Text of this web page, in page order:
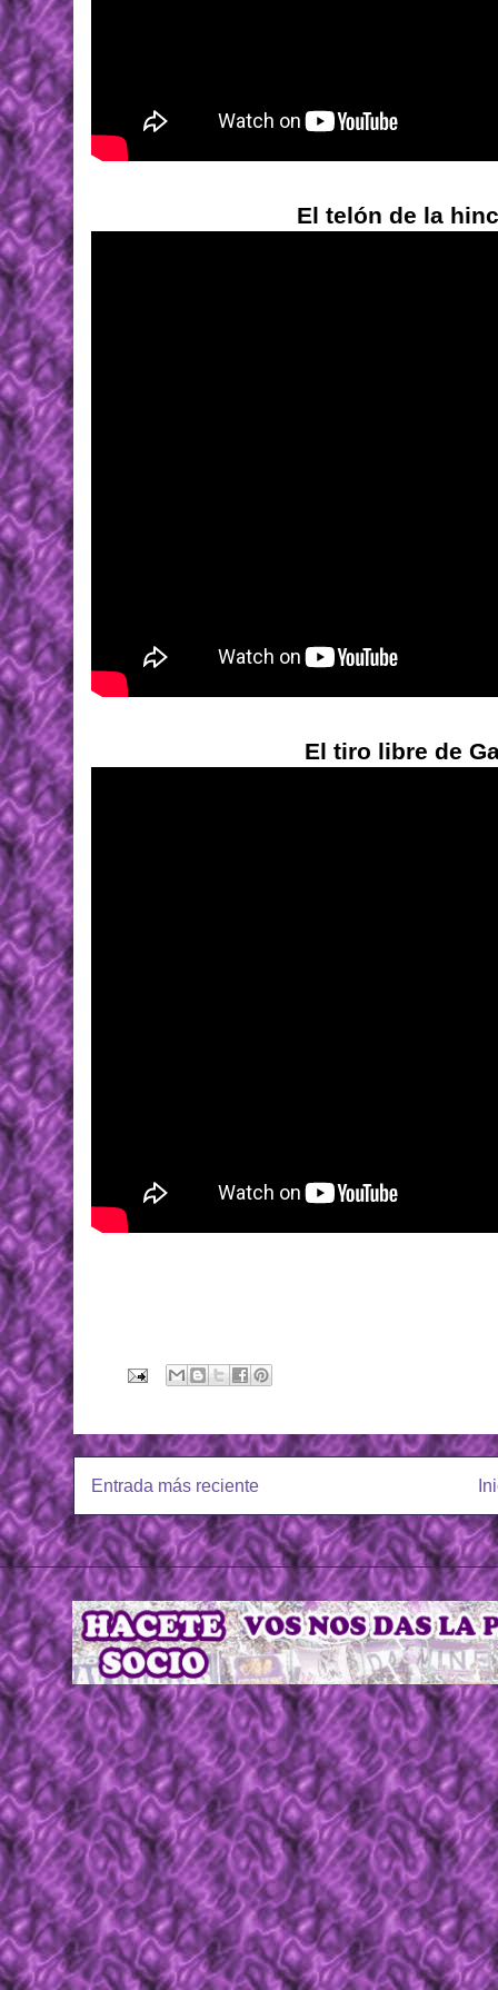
El telón de la
El tiro libre de
Entrada más reciente